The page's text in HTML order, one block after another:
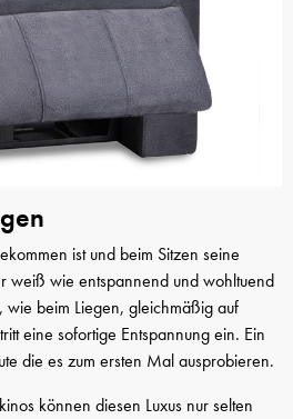
ist und beim Sitzen seine
weiß wie entspannend und wohltuend
wie beim Liegen, gleichmäßig auf
eine sofortige Entspannung ein. Ein
die es zum ersten Mal ausprobieren.
können diesen Luxus nur selten